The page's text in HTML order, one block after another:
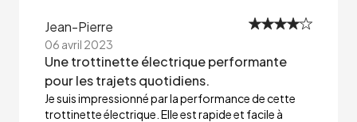
Jean-Pierre
06 avril 2023
Une trottinette électrique performante
pour les trajets quotidiens.
Je suis impressionné par la performance de cette
trottinette électrique. Elle est rapide et facile à